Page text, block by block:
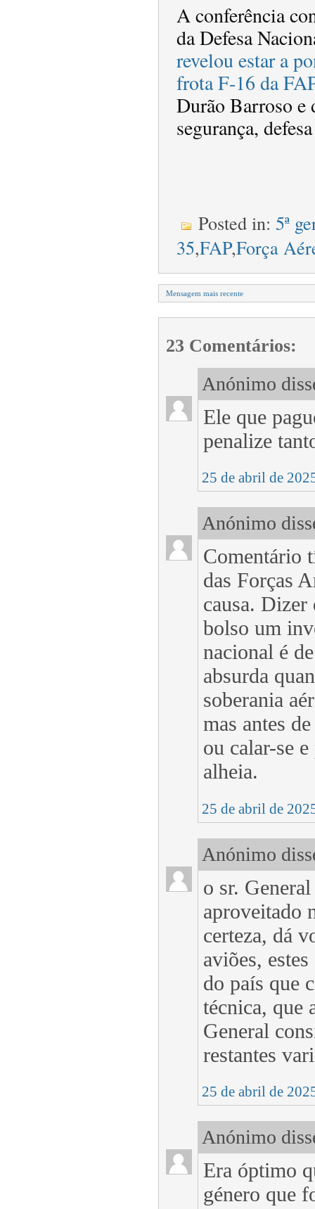
A conferência
da Defesa
revelou estar a
frota F-16 da
Durão Barroso e
segurança,
Posted in: 5ª
35,FAP,Força
Mensagem mais recente
23 Comentários:
Anónimo
Ele que
penalize
25 de abril de
Anónimo
Comentário
das Forças
causa.
bolso um
nacional é
absurda
soberania
mas antes
ou calar-se
alheia.
25 de abril de
Anónimo
o sr.
aproveitado
certeza, dá
aviões,
do país que
técnica, que
General
restantes
25 de abril de
Anónimo
Era óptimo
género que